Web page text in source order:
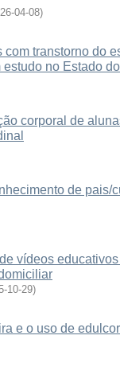
04-08)
transtorno do
no Estado
corporal de
de pais/
vídeos
10-29)
e o uso de